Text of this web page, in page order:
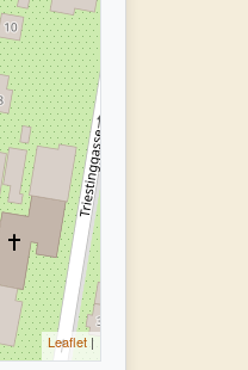
Leaflet |